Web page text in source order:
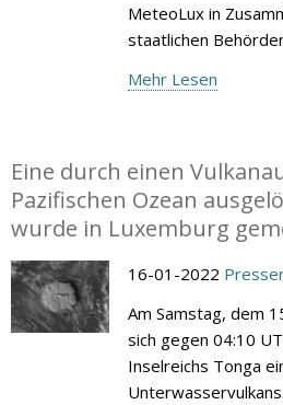
MeteoLux in
staatlichen
Mehr Lesen
Eine durch einen
Pazifischen Ozean
wurde in Luxemburg
16-01-2022
Am Samstag, dem
sich gegen 04:10
Inselreichs Tonga